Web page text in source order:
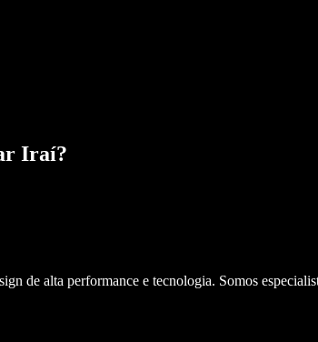
Iraí?
de alta performance e tecnologia. Somos